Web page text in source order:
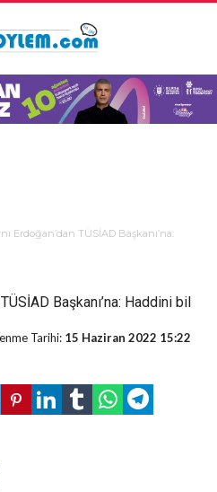
Erdoğan’dan TÜSİAD Başkanı’na:
Başkanı’na: Haddini bil
Tarihi: 15 Haziran 2022 15:22